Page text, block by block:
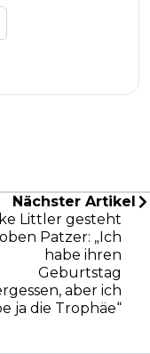
Nächster Artikel
Littler gesteht
Patzer: „Ich
habe ihren
Geburtstag
aber ich
ja die Trophäe“